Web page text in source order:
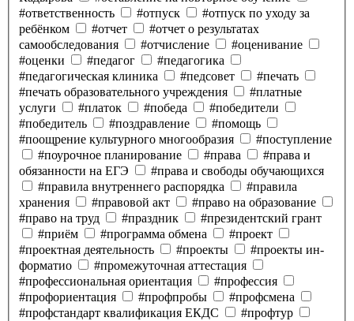
#ответственность
#отпуск
#отпуск по уходу за
ребёнком
#отчет
#отчет о результатах
самообследования
#отчисление
#оценивание
#оценки
#педагог
#педагогика
#педагогическая клиника
#педсовет
#печать
#печать образовательного учреждения
#платные
услуги
#платок #победа
#победители
#победитель
#поздравление
#помощь
#поощрение культурного многообразия
#поступление
#поурочное планирование
#права
#права и
обязанности на ЕГЭ
#права и свободы обучающихся
#правила внутреннего распорядка
#правила
хранения
#правовой акт
#право на образование
#право на труд
#праздник
#президентский грант
#приём
#программа обмена
#проект
#проектная деятельность
#проекты
#проекты ин-
форматио
#промежуточная аттестация
#профессиональная ориентация
#профессия
#профориентация
#профпробы
#профсмена
#профстандарт квалификация ЕКДС
#профтур